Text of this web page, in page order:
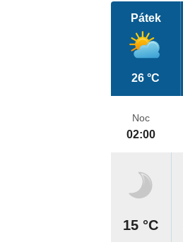
Pátek
26 °C
Noc
02:00
15 °C